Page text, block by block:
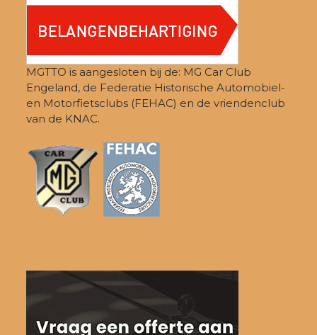
MGTTO is aangesloten bij de: MG Car Club
Engeland, de Federatie Historische Automobiel-
en Motorfietsclubs (FEHAC) en de vriendenclub
van de KNAC.